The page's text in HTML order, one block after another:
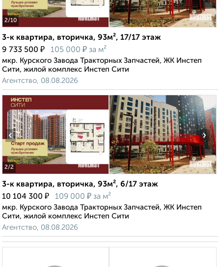
2/10
3-к квартира, вторичка, 93м², 17/17 этаж
9 733 500 ₽ 105 000 ₽ за м²
мкр. Курского Завода Тракторных Запчастей, ЖК Инстеп
Сити, жилой комплекс Инстеп Сити
Агентство, 08.08.2026
2/2
‹ ›
3-к квартира, вторичка, 93м², 6/17 этаж
10 104 300 ₽ 109 000 ₽ за м²
мкр. Курского Завода Тракторных Запчастей, ЖК Инстеп
Сити, жилой комплекс Инстеп Сити
Агентство, 08.08.2026